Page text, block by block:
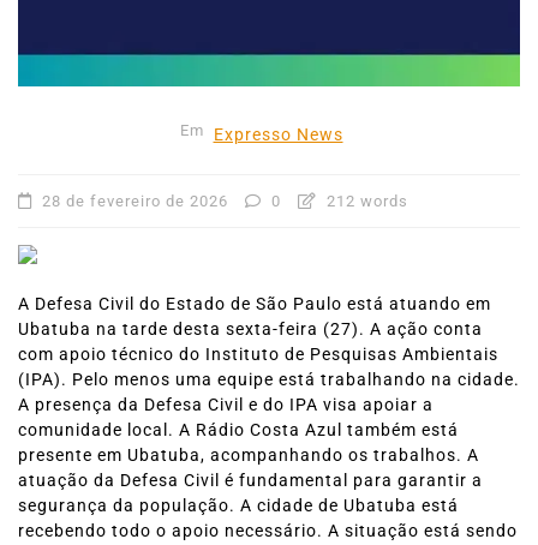
Em Expresso News
28 de fevereiro de 2026 0 212 words
A Defesa Civil do Estado de São Paulo está atuando em
Ubatuba na tarde desta sexta-feira (27). A ação conta
com apoio técnico do Instituto de Pesquisas Ambientais
(IPA). Pelo menos uma equipe está trabalhando na cidade.
A presença da Defesa Civil e do IPA visa apoiar a
comunidade local. A Rádio Costa Azul também está
presente em Ubatuba, acompanhando os trabalhos. A
atuação da Defesa Civil é fundamental para garantir a
segurança da população. A cidade de Ubatuba está
recebendo todo o apoio necessário. A situação está sendo